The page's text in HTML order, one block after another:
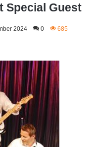
Special Guest
2024 0 685